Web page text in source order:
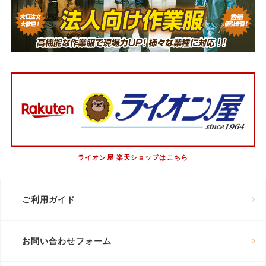
ライオン屋 楽天ショップはこちら
ご利用ガイド
お問い合わせフォーム